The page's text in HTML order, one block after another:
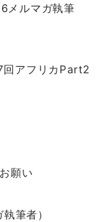
ルマガ執筆
回アフリカPart2
願い
筆者）